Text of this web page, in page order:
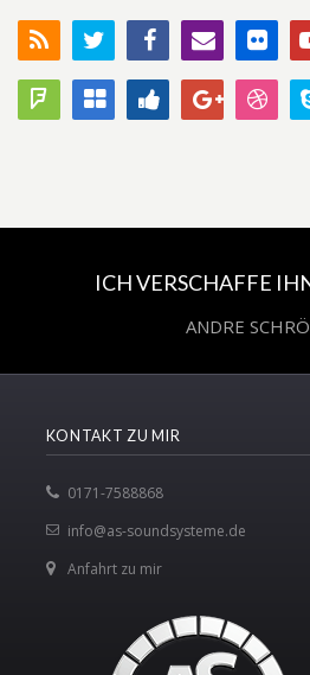
ICH VERSCHAFFE
ANDRE
KONTAKT ZU MIR
0171-7588868
info@as-soundsysteme.de
Anfahrt zu mir